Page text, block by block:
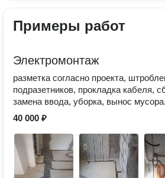
Примеры работ
Электромонтаж
разметка согласно проекта,
подразетников, прокладка кабеля,
замена ввода, уборка, вынос мусора.
40 000 ₽